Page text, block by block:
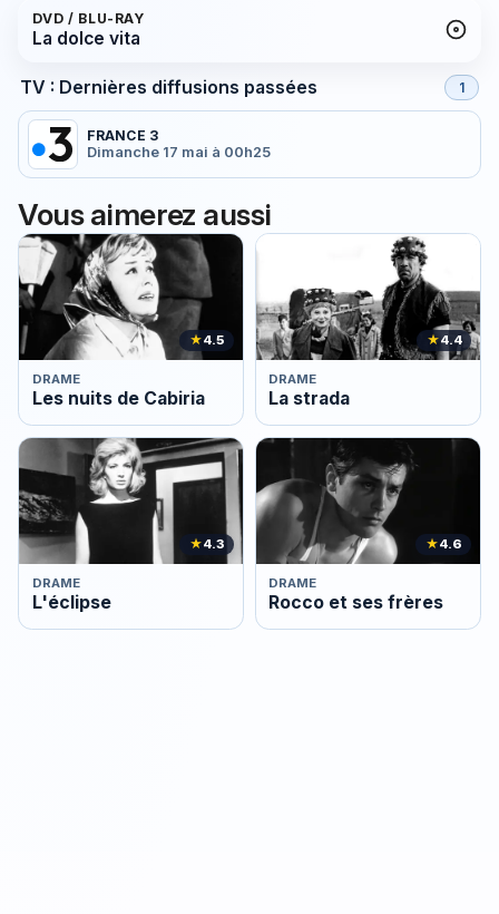
DVD / BLU-RAY
La dolce vita
TV : Dernières diffusions passées 1
FRANCE 3
Dimanche 17 mai à 00h25
Vous aimerez aussi
★4.5
DRAME
Les nuits de Cabiria
★4.4
DRAME
La strada
★4.3
DRAME
L'éclipse
★4.6
DRAME
Rocco et ses frères